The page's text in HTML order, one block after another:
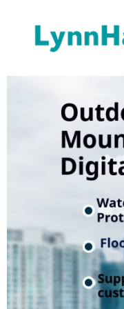
1. ಲೈನ್ಹಾನ್ –